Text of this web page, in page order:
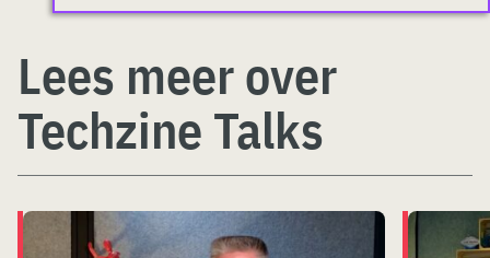
Lees meer over
Techzine Talks